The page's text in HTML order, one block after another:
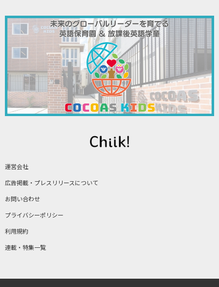
運営会社
広告掲載・プレスリリースについて
お問い合わせ
プライバシーポリシー
利用規約
連載・特集一覧